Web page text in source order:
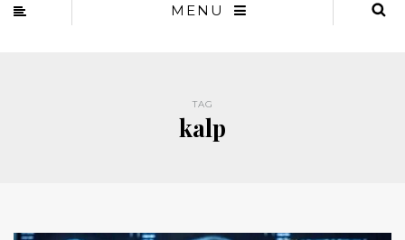
MENU
TAG
kalp